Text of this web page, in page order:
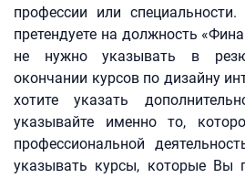
профессии или
претендуете на должность
не нужно указывать в
окончании курсов по дизайну
хотите указать
указывайте именно то,
профессиональной
указывать курсы, которые Вы